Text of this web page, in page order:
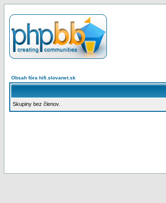
Obsah fóra hifi.slovanet.sk
Skupiny bez členov.